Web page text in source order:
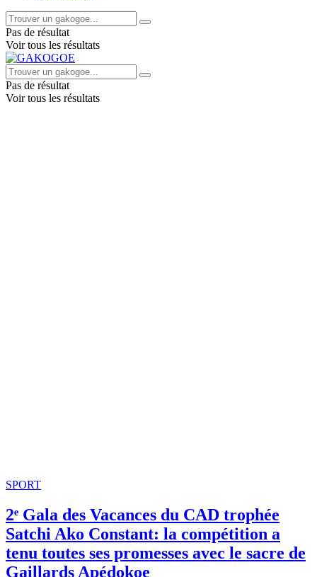
Pas de résultat
Voir tous les résultats
Pas de résultat
Voir tous les résultats
SPORT
2ᵉ Gala des Vacances du CAD trophée
Satchi Ako Constant: la compétition a
tenu toutes ses promesses avec le sacre de
Gaillards Apédokoe